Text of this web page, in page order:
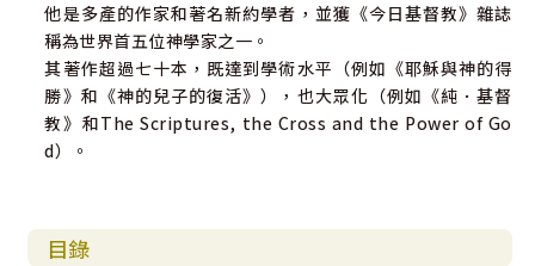
他是多產的作家和著名新約學者，並獲《今日基督教》雜誌
稱為世界首五位神學家之一。
其著作超過七十本，既達到學術水平（例如《耶穌與神的得
勝》和《神的兒子的復活》），也大眾化（例如《純．基督
教》和The Scriptures, the Cross and the Power of Go
d）。
目錄